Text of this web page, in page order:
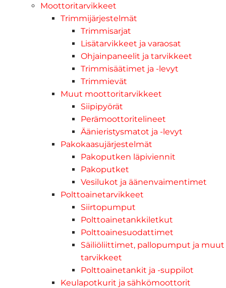
Moottoritarvikkeet
Trimmijärjestelmät
Trimmisarjat
Lisätarvikkeet ja varaosat
Ohjainpaneelit ja tarvikkeet
Trimmisäätimet ja -levyt
Trimmievät
Muut moottoritarvikkeet
Siipipyörät
Perämoottoritelineet
Äänieristysmatot ja -levyt
Pakokaasujärjestelmät
Pakoputken läpiviennit
Pakoputket
Vesilukot ja äänenvaimentimet
Polttoainetarvikkeet
Siirtopumput
Polttoainetankkiletkut
Polttoainesuodattimet
Säiliöliittimet, pallopumput ja muut
tarvikkeet
Polttoainetankit ja -suppilot
Keulapotkurit ja sähkömoottorit